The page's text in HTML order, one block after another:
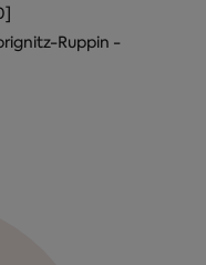
Ruppin -